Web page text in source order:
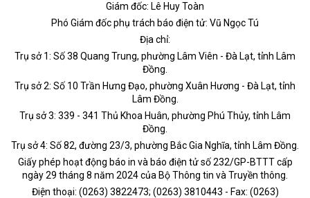
Giám đốc: Lê Huy Toàn
Phó Giám đốc phụ trách báo điện tử: Vũ Ngọc Tú
Địa chỉ:
Trụ sở 1: Số 38 Quang Trung, phường Lâm Viên - Đà Lạt, tỉnh Lâm
Đồng.
Trụ sở 2: Số 10 Trần Hưng Đạo, phường Xuân Hương - Đà Lạt, tỉnh
Lâm Đồng.
Trụ sở 3: 339 - 341 Thủ Khoa Huân, phường Phú Thủy, tỉnh Lâm
Đồng.
Trụ sở 4: Số 82, đường 23/3, phường Bắc Gia Nghĩa, tỉnh Lâm Đồng.
Giấy phép hoạt động báo in và báo điện tử số 232/GP-BTTT cấp
ngày 29 tháng 8 năm 2024 của Bộ Thông tin và Truyền thông.
Điện thoại: (0263) 3822473; (0263) 3810443 - Fax: (0263)